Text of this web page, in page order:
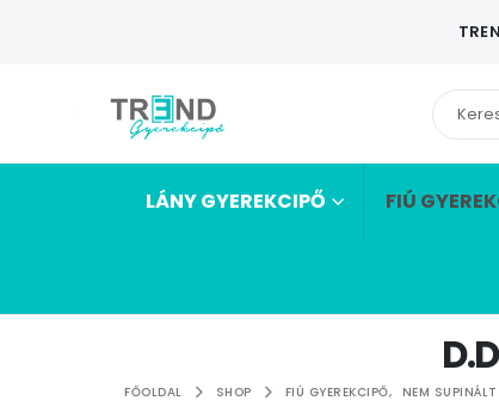
LÁNY GYEREKCIPŐ FIÚ
FŐOLDAL SHOP FIÚ GYEREKCIPŐ, NEM